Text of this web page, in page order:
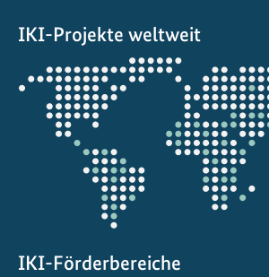
u
t
z
z
i
e
IKI-Projekte weltweit
Öffnet
die
Projektkarte
IKI-Förderbereiche